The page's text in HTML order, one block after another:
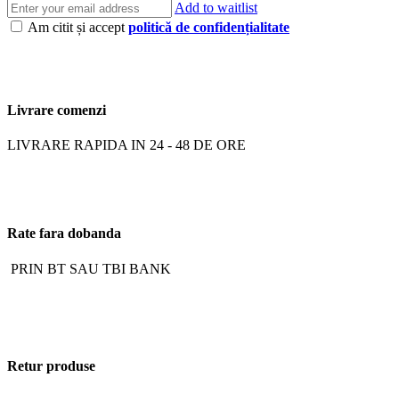
Add to waitlist
Am citit și accept politică de confidențialitate
Livrare comenzi
LIVRARE RAPIDA IN 24 - 48 DE ORE
Rate fara dobanda
PRIN BT SAU TBI BANK
Retur produse